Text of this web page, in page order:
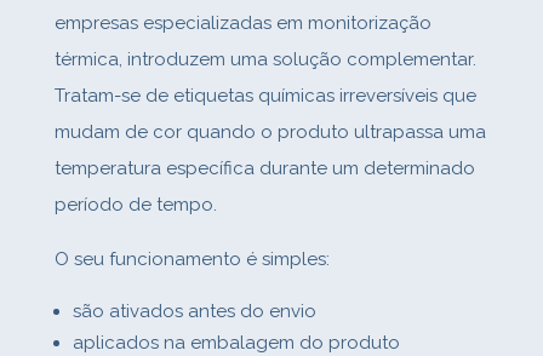
empresas especializadas em monitorização
térmica, introduzem uma solução complementar.
Tratam‑se de etiquetas químicas irreversíveis que
mudam de cor quando o produto ultrapassa uma
temperatura específica durante um determinado
período de tempo.
O seu funcionamento é simples:
são ativados antes do envio
aplicados na embalagem do produto